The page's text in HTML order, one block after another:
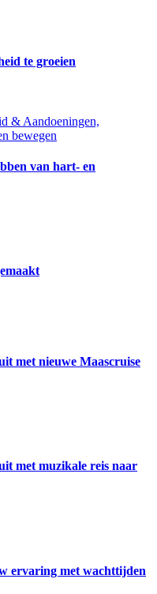
te groeien
& Aandoeningen,
bewegen
van hart- en
met nieuwe Maascruise
met muzikale reis naar
ervaring met wachttijden